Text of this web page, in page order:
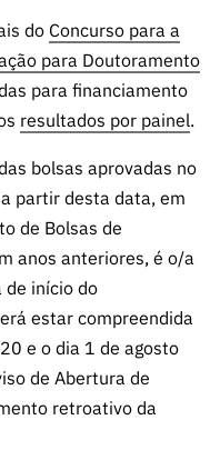
Infraestru
turas
Outros
Apoios
es I&D
Infraestru
turas
Prémios
Outros
Apoios
fins
Identidade
de Marca
Subscrever
Newsletter
Direct Mail
de
Concursos
FCT
90 Segundos
de Ciência
Subscrever
Direct Mail
de
Gestão
RÁPIDOS
A FCT em
Números
ão,
Certificaç
ão e
Benefícios
Fiscais
Recrutam
ento,
Aquisição
do Concurso para a
para Doutoramento
para financiamento
resultados por painel.
bolsas aprovadas no
partir desta data, em
de Bolsas de
anos anteriores, é o/a
de início do
estar compreendida
e o dia 1 de agosto
de Abertura de
retroativo da